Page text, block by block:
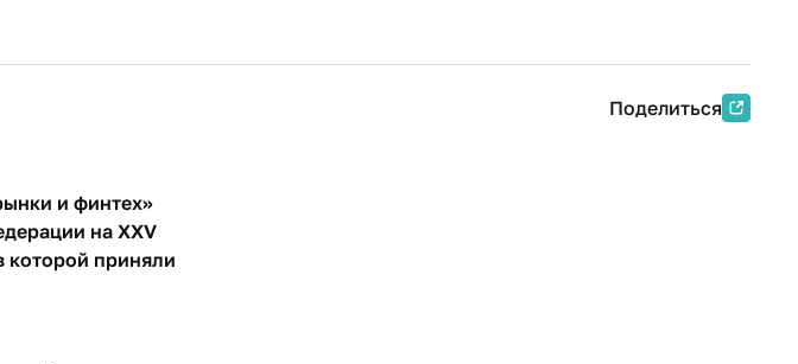
Поделиться
и финтех»
на XXV
приняли